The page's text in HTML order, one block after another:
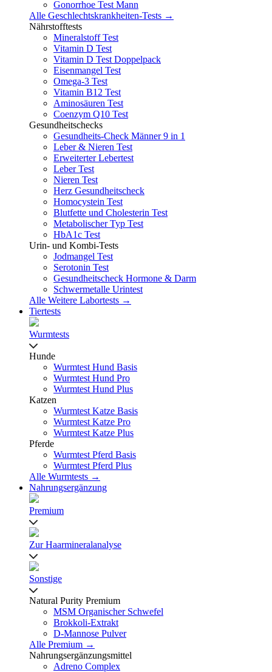
Gonorrhoe Test Mann
Alle Geschlechtskrankheiten-Tests →
Nährstofftests
Mineralstoff Test
Vitamin D Test
Vitamin D Test Doppelpack
Eisenmangel Test
Omega-3 Test
Vitamin B12 Test
Aminosäuren Test
Coenzym Q10 Test
Gesundheitschecks
Gesundheits-Check Männer 9 in 1
Leber & Nieren Test
Erweiterter Lebertest
Leber Test
Nieren Test
Herz Gesundheitscheck
Homocystein Test
Blutfette und Cholesterin Test
Metabolischer Typ Test
HbA1c Test
Urin- und Kombi-Tests
Jodmangel Test
Serotonin Test
Gesundheitscheck Hormone & Darm
Schwermetalle Urintest
Alle Weitere Labortests →
Tiertests
Wurmtests
Hunde
Wurmtest Hund Basis
Wurmtest Hund Pro
Wurmtest Hund Plus
Katzen
Wurmtest Katze Basis
Wurmtest Katze Pro
Wurmtest Katze Plus
Pferde
Wurmtest Pferd Basis
Wurmtest Pferd Plus
Alle Wurmtests →
Nahrungsergänzung
Premium
Zur Haarmineralanalyse
Sonstige
Natural Purity Premium
MSM Organischer Schwefel
Brokkoli-Extrakt
D-Mannose Pulver
Alle Premium →
Nahrungsergänzungsmittel
Adreno Complex